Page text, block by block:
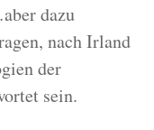
dazu
nach Irland
der
sein.